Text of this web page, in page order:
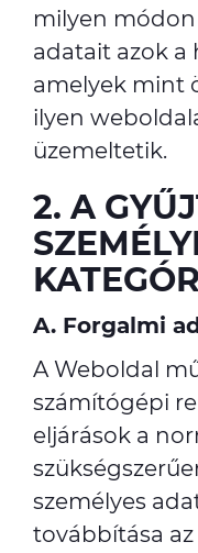
milyen módon
adatait azok a
amelyek mint
ilyen
üzemeltetik.
2. A
A. Forgalmi
A Weboldal
számítógépi
eljárások a
személyes
továbbítása